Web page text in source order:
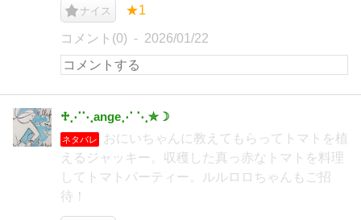
ナイス ★1
コメント(0) 2026/01/22
♱⋰⋱ange⋰ ⋱✮☽
ネタバレ
おにいちゃんに教えてもらってトマトを植
えるジャッキー。収穫した真っ赤なトマトを料理
してトマトパーティー。ルルロロちゃんもご招
待！